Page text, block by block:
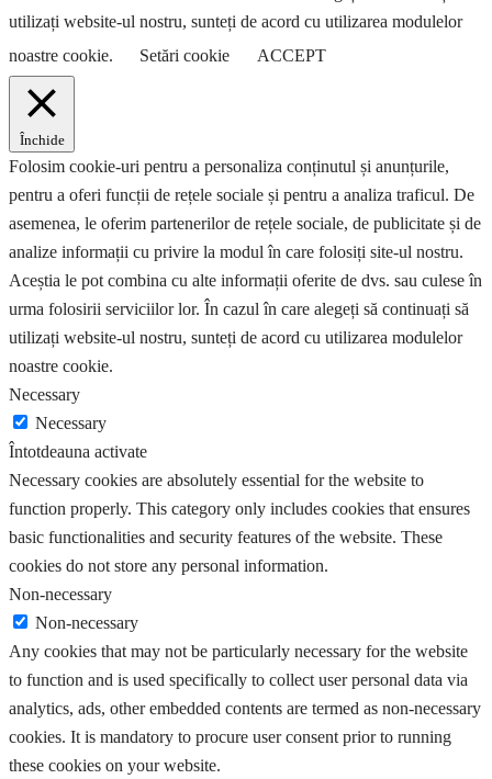
utilizați website-ul nostru, sunteți de acord cu utilizarea modulelor
noastre cookie.
Setări cookie ACCEPT
Închide
Folosim cookie-uri pentru a personaliza conținutul și anunțurile,
pentru a oferi funcții de rețele sociale și pentru a analiza traficul. De
asemenea, le oferim partenerilor de rețele sociale, de publicitate și de
analize informații cu privire la modul în care folosiți site-ul nostru.
Aceștia le pot combina cu alte informații oferite de dvs. sau culese în
urma folosirii serviciilor lor. În cazul în care alegeți să continuați să
utilizați website-ul nostru, sunteți de acord cu utilizarea modulelor
noastre cookie.
Necessary
Necessary
Întotdeauna activate
Necessary cookies are absolutely essential for the website to
function properly. This category only includes cookies that ensures
basic functionalities and security features of the website. These
cookies do not store any personal information.
Non-necessary
Non-necessary
Any cookies that may not be particularly necessary for the website
to function and is used specifically to collect user personal data via
analytics, ads, other embedded contents are termed as non-necessary
cookies. It is mandatory to procure user consent prior to running
these cookies on your website.